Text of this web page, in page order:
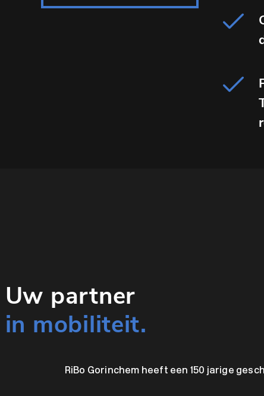
Uw partner
in mobiliteit.
RiBo Gorinchem heeft een 150 jarige